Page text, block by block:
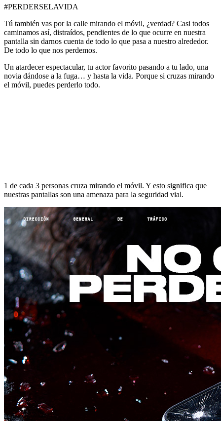
#PERDERSELAVIDA
Tú también vas por la calle mirando el móvil, ¿verdad? Casi todos
caminamos así, distraídos, pendientes de lo que ocurre en nuestra
pantalla sin darnos cuenta de todo lo que pasa a nuestro alrededor.
De todo lo que nos perdemos.
Un atardecer espectacular, tu actor favorito pasando a tu lado, una
novia dándose a la fuga… y hasta la vida. Porque si cruzas mirando
el móvil, puedes perderlo todo.
1 de cada 3 personas cruza mirando el móvil. Y esto significa que
nuestras pantallas son una amenaza para la seguridad vial.